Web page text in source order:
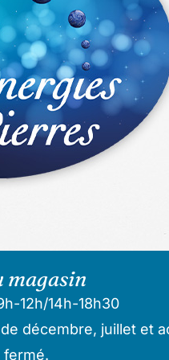
magasin
12h/14h-18h30
décembre, juillet et
fermé.